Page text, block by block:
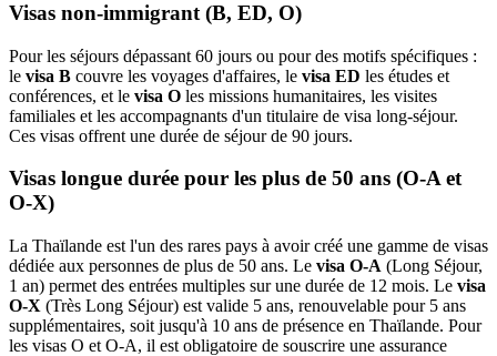
Visas non-immigrant (B, ED, O)
Pour les séjours dépassant 60 jours ou pour des motifs spécifiques :
le visa B couvre les voyages d'affaires, le visa ED les études et
conférences, et le visa O les missions humanitaires, les visites
familiales et les accompagnants d'un titulaire de visa long-séjour.
Ces visas offrent une durée de séjour de 90 jours.
Visas longue durée pour les plus de 50 ans (O-A et
O-X)
La Thaïlande est l'un des rares pays à avoir créé une gamme de visas
dédiée aux personnes de plus de 50 ans. Le visa O-A (Long Séjour,
1 an) permet des entrées multiples sur une durée de 12 mois. Le visa
O-X (Très Long Séjour) est valide 5 ans, renouvelable pour 5 ans
supplémentaires, soit jusqu'à 10 ans de présence en Thaïlande. Pour
les visas O et O-A, il est obligatoire de souscrire une assurance